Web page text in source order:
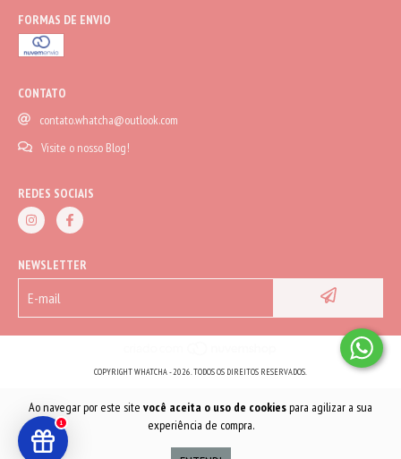
Ao navegar por este site você aceita o uso de cookiespara agilizar a sua
experiência de compra.
FORMAS DE ENVIO
CONTATO
contato.whatcha@outlook.com
Visite o nosso Blog!
REDES SOCIAIS
NEWSLETTER
COPYRIGHT WHATCHA - 2026. TODOS OS DIREITOS RESERVADOS.
1